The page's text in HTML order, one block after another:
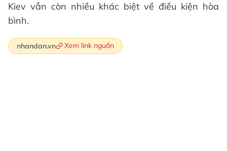
Kiev vẫn còn nhiều khác biệt về điều kiện hòa
bình.
nhandan.vn Xem link nguồn